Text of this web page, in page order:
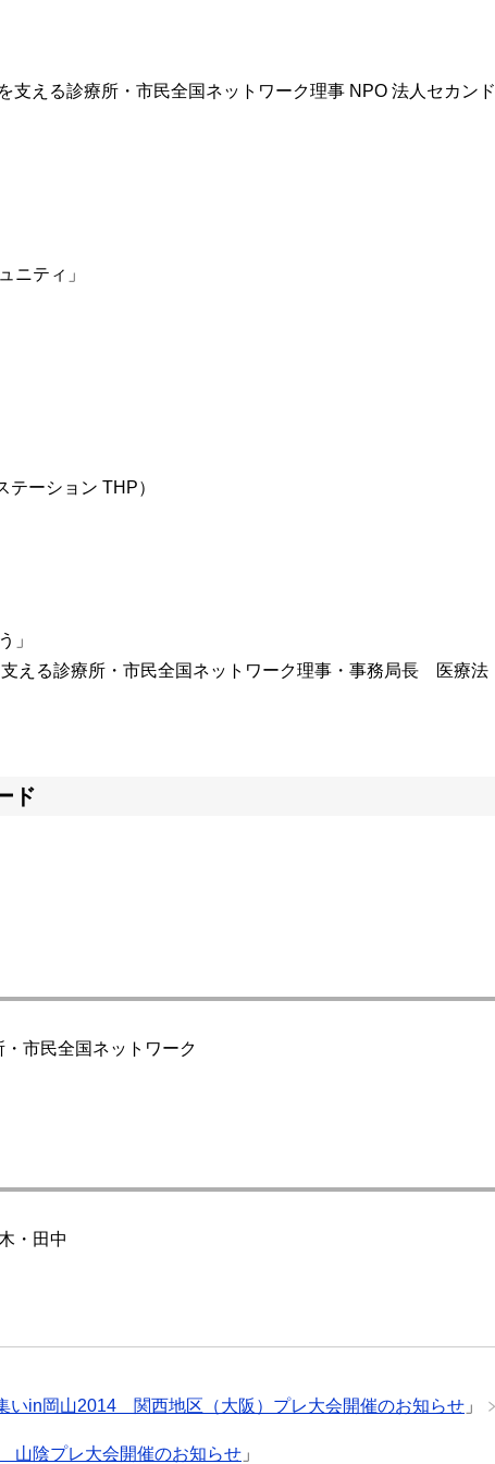
支える診療所・市民全国ネットワーク理事 NPO 法人セカンド
ニティ」
ーション THP）
」
える診療所・市民全国ネットワーク理事・事務局長 医療法
ド
市民全国ネットワーク
・田中
いin岡山2014 関西地区（大阪）プレ大会開催のお知らせ 」
陰プレ大会開催のお知らせ 」